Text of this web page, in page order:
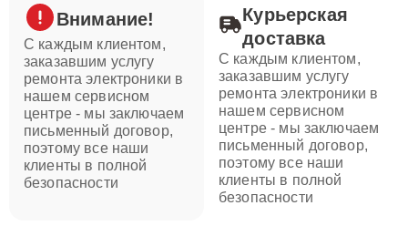
Внимание!
С каждым клиентом,
заказавшим услугу
ремонта электроники в
нашем сервисном
центре - мы заключаем
письменный договор,
поэтому все наши
клиенты в полной
безопасности
Курьерская
доставка
С каждым клиентом,
заказавшим услугу
ремонта электроники в
нашем сервисном
центре - мы заключаем
письменный договор,
поэтому все наши
клиенты в полной
безопасности